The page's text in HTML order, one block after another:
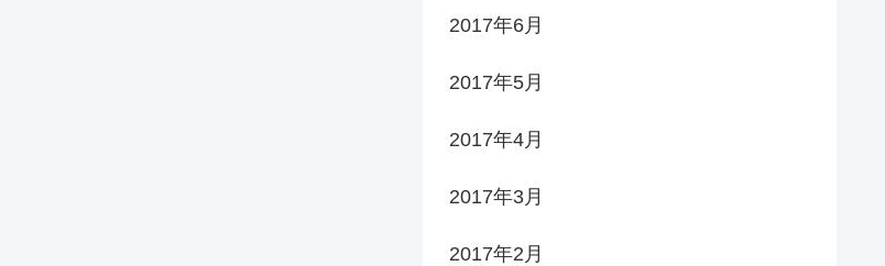
2017年6月
2017年5月
2017年4月
2017年3月
2017年2月